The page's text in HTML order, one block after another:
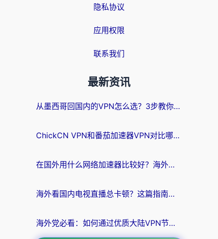
隐私协议
应用权限
联系我们
最新资讯
从墨西哥回国内的VPN怎么选？3步教你无缝刷剧、玩国服游戏
ChickCN VPN和番茄加速器VPN对比哪个回国效果更好？海外党亲测后的真实答案
在国外用什么网络加速器比较好？海外党亲测：从痛点到解决方案的全攻略
海外看国内电视直播总卡顿？这篇指南教你选对回国加速器，无缝追剧不发愁
海外党必看：如何通过优质大陆VPN节点无缝访问国内资源？